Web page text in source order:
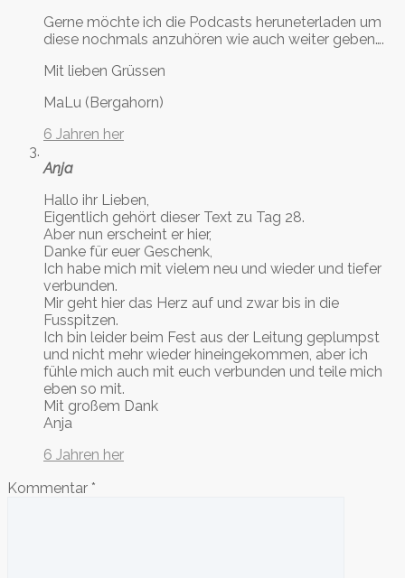
Gerne möchte ich die Podcasts heruneterladen um
diese nochmals anzuhören wie auch weiter geben….
Mit lieben Grüssen
MaLu (Bergahorn)
6 Jahren her
Anja
Hallo ihr Lieben,
Eigentlich gehört dieser Text zu Tag 28.
Aber nun erscheint er hier,
Danke für euer Geschenk,
Ich habe mich mit vielem neu und wieder und tiefer
verbunden.
Mir geht hier das Herz auf und zwar bis in die
Fusspitzen.
Ich bin leider beim Fest aus der Leitung geplumpst
und nicht mehr wieder hineingekommen, aber ich
fühle mich auch mit euch verbunden und teile mich
eben so mit.
Mit großem Dank
Anja
6 Jahren her
Kommentar *